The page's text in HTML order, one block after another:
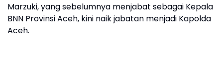
Marzuki, yang sebelumnya menjabat sebagai Kepala
BNN Provinsi Aceh, kini naik jabatan menjadi Kapolda
Aceh.